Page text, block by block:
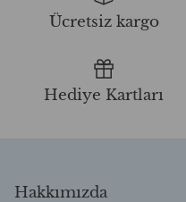
Ücretsiz kargo
Hediye Kartları
Hakkımızda